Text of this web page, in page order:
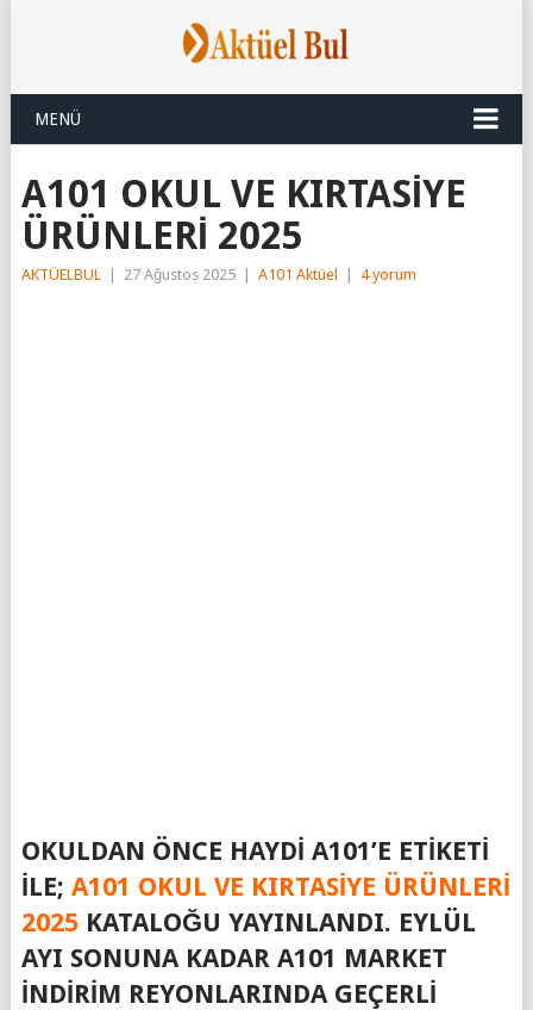
MENÜ
A101 OKUL VE KIRTASİYE
ÜRÜNLERİ 2025
AKTÜELBUL 27 Ağustos 2025 A101 Aktüel 4 yorum
OKULDAN ÖNCE HAYDI A101’E ETIKETI
ILE; A101 OKUL VE KIRTASIYE ÜRÜNLERI
2025 KATALOĞU YAYINLANDI. EYLÜL
AYI SONUNA KADAR A101 MARKET
INDIRIM REYONLARINDA GEÇERLI